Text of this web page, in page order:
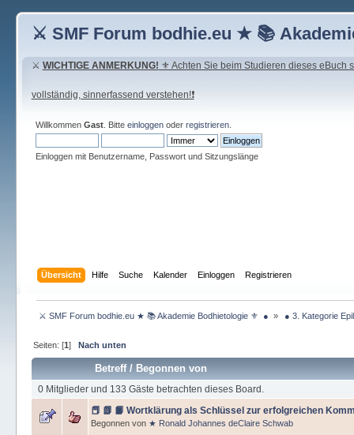
⚔ SMF Forum bodhie.eu ★ 📚
⚔ WICHTIGE ANMERKUNG! ⚜ Achten Sie beim Studieren dieses eBuch
vollständig, sinnerfassend verstehen!❗
Willkommen Gast. Bitte einloggenoder registrieren.
Einloggen mit Benutzername, Passwort und Sitzungslänge
Übersicht Hilfe Suche Kalender Einloggen Registrieren
⚔ SMF Forum bodhie.eu ★ 📚 Akademie Bodhietologie ⚜  ● » ● 3. Kategorie
Seiten: [1] Nach unten
Betreff/ Begonnen von
0 Mitglieder und 133 Gäste betrachten dieses Board.
📕 📗 📙 Wortklärung als Schlüssel zur erfolgreichen
Begonnen von ★ Ronald Johannes deClaire Schwab